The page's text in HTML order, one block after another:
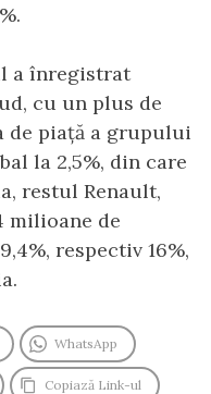
a înregistrat
cu un plus de
de piață a grupului
la 2,5%, din care
restul Renault,
milioane de
respectiv 16%,
WhatsApp
Copiază Link-ul